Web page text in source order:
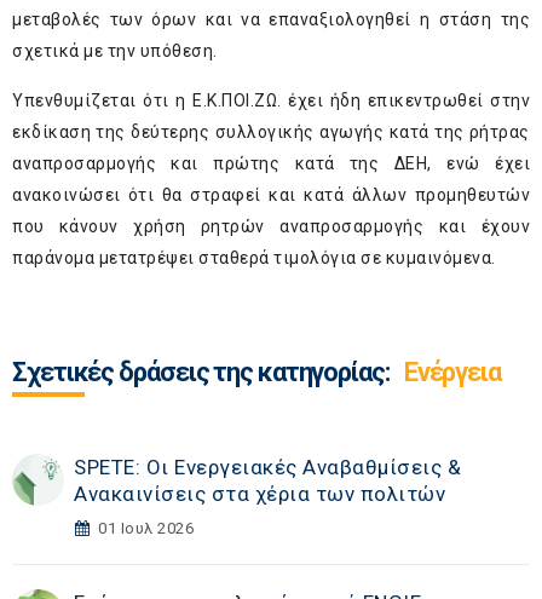
μεταβολές των όρων και να επαναξιολογηθεί η στάση της
σχετικά με την υπόθεση.
Υπενθυμίζεται ότι η Ε.Κ.ΠΟΙ.ΖΩ. έχει ήδη επικεντρωθεί στην
εκδίκαση της δεύτερης συλλογικής αγωγής κατά της ρήτρας
αναπροσαρμογής και πρώτης κατά της ΔΕΗ, ενώ έχει
ανακοινώσει ότι θα στραφεί και κατά άλλων προμηθευτών
που κάνουν χρήση ρητρών αναπροσαρμογής και έχουν
παράνομα μετατρέψει σταθερά τιμολόγια σε κυμαινόμενα.
Σχετικές δράσεις της κατηγορίας: Ενέργεια
SPETE: Οι Ενεργειακές Αναβαθμίσεις &
Ανακαινίσεις στα χέρια των πολιτών
01 Ιουλ 2026